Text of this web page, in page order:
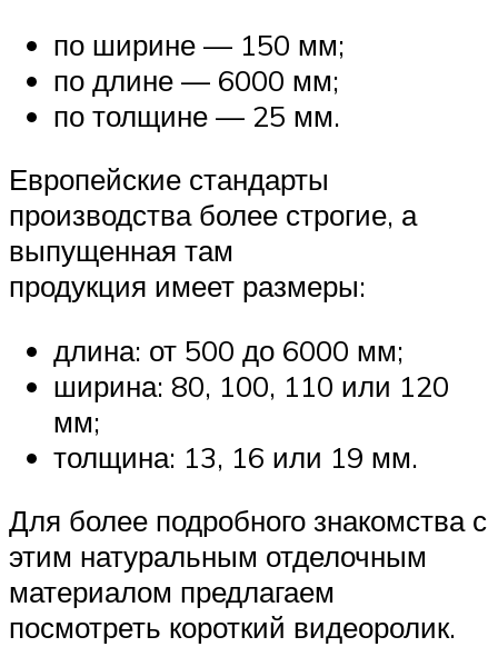
по ширине — 150 мм;
по длине — 6000 мм;
по толщине — 25 мм.
Европейские стандарты
производства более строгие, а
выпущенная там
продукция имеет размеры:
длина: от 500 до 6000 мм;
ширина: 80, 100, 110 или 120
мм;
толщина: 13, 16 или 19 мм.
Для более подробного знакомства с
этим натуральным отделочным
материалом предлагаем
посмотреть короткий видеоролик.